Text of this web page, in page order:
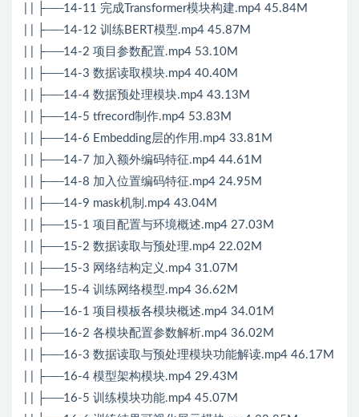
| | ├──14-11 完成Transformer模块构建.mp4 45.84M
| | ├──14-12 训练BERT模型.mp4 45.87M
| | ├──14-2 项目参数配置.mp4 53.10M
| | ├──14-3 数据读取模块.mp4 40.40M
| | ├──14-4 数据预处理模块.mp4 43.13M
| | ├──14-5 tfrecord制作.mp4 53.83M
| | ├──14-6 Embedding层的作用.mp4 33.81M
| | ├──14-7 加入额外编码特征.mp4 44.61M
| | ├──14-8 加入位置编码特征.mp4 24.95M
| | ├──14-9 mask机制.mp4 43.04M
| | ├──15-1 项目配置与环境概述.mp4 27.03M
| | ├──15-2 数据读取与预处理.mp4 22.02M
| | ├──15-3 网络结构定义.mp4 31.07M
| | ├──15-4 训练网络模型.mp4 36.62M
| | ├──16-1 项目模板各模块概述.mp4 34.01M
| | ├──16-2 各模块配置参数解析.mp4 36.02M
| | ├──16-3 数据读取与预处理模块功能解读.mp4 46.17M
| | ├──16-4 模型架构模块.mp4 29.43M
| | ├──16-5 训练模块功能.mp4 45.07M